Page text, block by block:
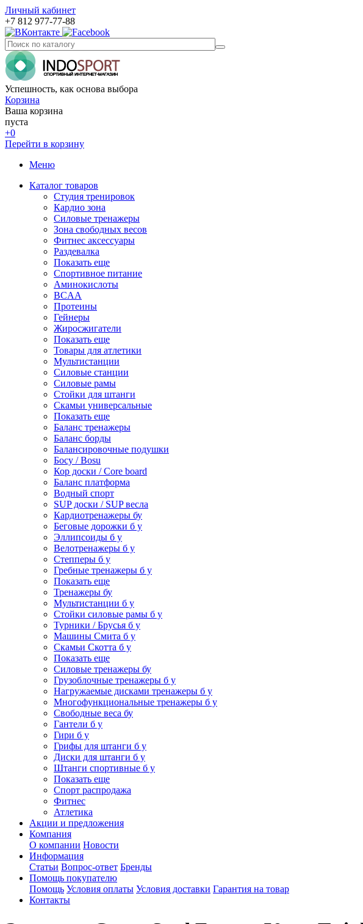
Личный кабинет
+7 812 977-77-88
Успешность, как основа выбора
Корзина
Ваша корзина
пуста
+0
Перейти в корзину
Меню
Каталог товаров
Студия тренировок
Кардио зона
Силовые тренажеры
Зона свободных весов
Фитнес аксессуары
Раздевалка
Показать еще
Спортивное питание
Аминокислоты
BCAA
Протеины
Гейнеры
Жиросжигатели
Показать еще
Товары для атлетики
Мультистанции
Силовые станции
Силовые рамы
Стойки для штанги
Скамьи универсальные
Показать еще
Баланс тренажеры
Баланс борды
Балансировочные подушки
Босу / Bosu
Кор доски / Core board
Баланс платформа
Водный спорт
SUP доски / SUP весла
Кардиотренажеры бу
Беговые дорожки б у
Эллипсоиды б у
Велотренажеры б у
Степперы б у
Гребные тренажеры б у
Показать еще
Тренажеры бу
Мультистанции б у
Стойки силовые рамы б у
Турники / Брусья б у
Машины Смита б у
Скамьи Скотта б у
Показать еще
Силовые тренажеры бу
Грузоблочные тренажеры б у
Нагружаемые дисками тренажеры б у
Многофункциональные тренажеры б у
Свободные веса бу
Гантели б у
Гири б у
Грифы для штанги б у
Диски для штанги б у
Штанги спортивные б у
Показать еще
Спорт распродажа
Фитнес
Атлетика
Акции и предложения
Компания
О компании Новости
Информация
Статьи Вопрос-ответ Бренды
Помощь покупателю
Помощь Условия оплаты Условия доставки Гарантия на товар
Контакты